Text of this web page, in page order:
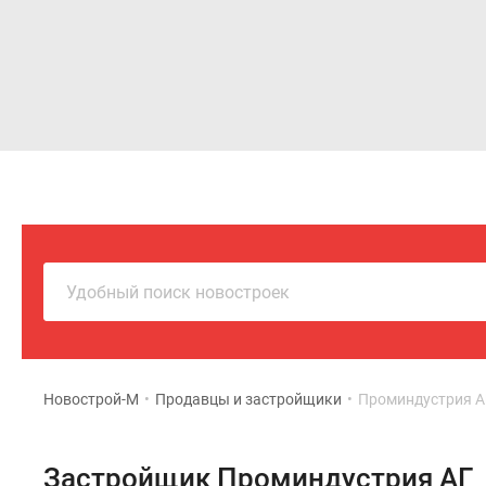
Удобный поиск новостроек
Новострой-М • Продавцы и застройщики • Проминдустрия
Застройщик Проминдустрия АГ